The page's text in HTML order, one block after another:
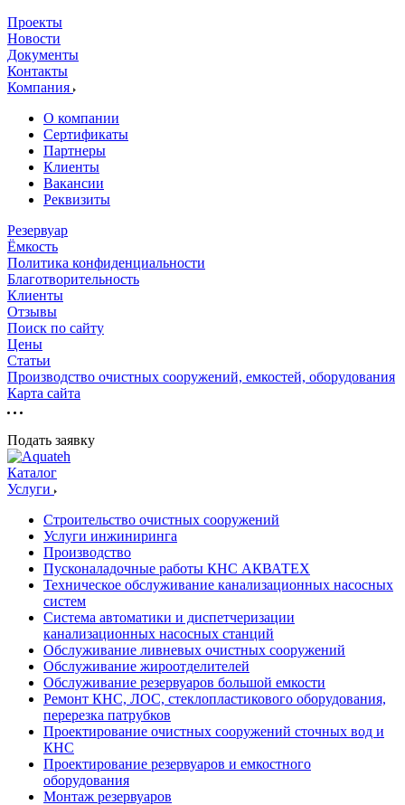
Проекты
Новости
Документы
Контакты
Компания
О компании
Сертификаты
Партнеры
Клиенты
Вакансии
Реквизиты
Резервуар
Ёмкость
Политика конфиденциальности
Благотворительность
Клиенты
Отзывы
Поиск по сайту
Цены
Статьи
Производство очистных сооружений, емкостей, оборудования
Карта сайта
Подать заявку
Каталог
Услуги
Строительство очистных сооружений
Услуги инжиниринга
Производство
Пусконаладочные работы КНС АКВАТЕХ
Техническое обслуживание канализационных насосных
систем
Система автоматики и диспетчеризации
канализационных насосных станций
Обслуживание ливневых очистных сооружений
Обслуживание жироотделителей
Обслуживание резервуаров большой емкости
Ремонт КНС, ЛОС, стеклопластикового оборудования,
перерезка патрубков
Проектирование очистных сооружений сточных вод и
КНС
Проектирование резервуаров и емкостного
оборудования
Монтаж резервуаров